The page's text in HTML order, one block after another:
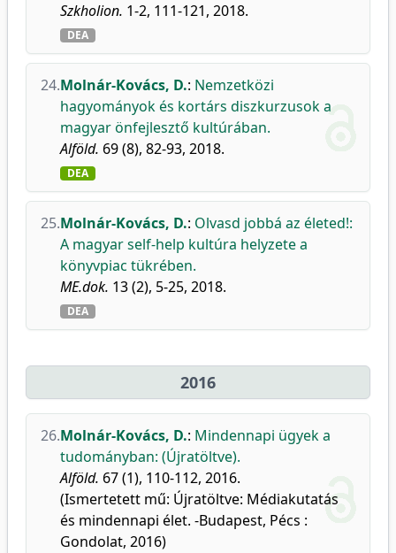
Szkholion. 1-2, 111-121, 2018.
DEA
24.Molnár-Kovács, D.: Nemzetközi
hagyományok és kortárs diszkurzusok a
magyar önfejlesztő kultúrában.
Alföld. 69 (8), 82-93, 2018.
DEA
25.Molnár-Kovács, D.: Olvasd jobbá az életed!:
A magyar self-help kultúra helyzete a
könyvpiac tükrében.
ME.dok. 13 (2), 5-25, 2018.
DEA
2016
26.Molnár-Kovács, D.: Mindennapi ügyek a
tudományban: (Újratöltve).
Alföld. 67 (1), 110-112, 2016.
(Ismertetett mű: Újratöltve: Médiakutatás
és mindennapi élet. -Budapest, Pécs :
Gondolat, 2016)